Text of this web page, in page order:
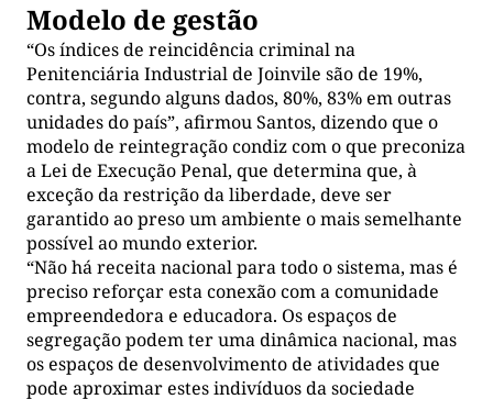
Modelo de gestão
“Os índices de reincidência criminal na
Penitenciária Industrial de Joinvile são de 19%,
contra, segundo alguns dados, 80%, 83% em outras
unidades do país”, afirmou Santos, dizendo que o
modelo de reintegração condiz com o que preconiza
a Lei de Execução Penal, que determina que, à
exceção da restrição da liberdade, deve ser
garantido ao preso um ambiente o mais semelhante
possível ao mundo exterior.
“Não há receita nacional para todo o sistema, mas é
preciso reforçar esta conexão com a comunidade
empreendedora e educadora. Os espaços de
segregação podem ter uma dinâmica nacional, mas
os espaços de desenvolvimento de atividades que
pode aproximar estes indivíduos da sociedade